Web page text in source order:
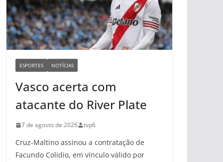
ESPORTES NOTÍCIAS
Vasco acerta com
atacante do River Plate
7 de agosto de 2026 tvp6
Cruz-Maltino assinou a contratação de
Facundo Colidio, em vínculo válido por